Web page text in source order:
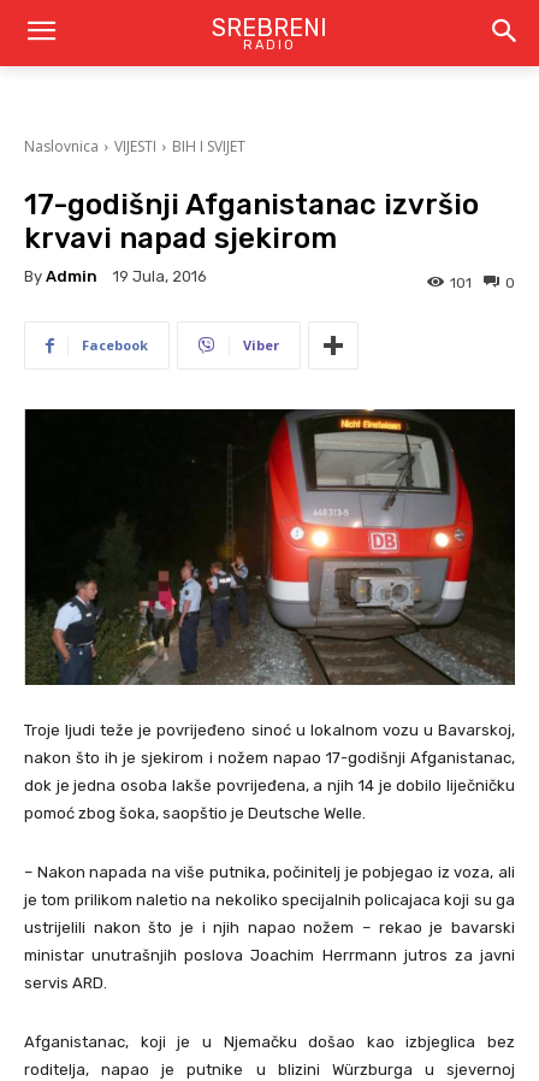
SREBRENI
RADIO
Naslovnica VIJESTI BIH I SVIJET
17-godišnji Afganistanac izvršio
krvavi napad sjekirom
By Admin 19 Jula, 2016 0
101
Facebook Viber
Troje ljudi teže je povrijeđeno sinoć u lokalnom vozu u Bavarskoj,
nakon što ih je sjekirom i nožem napao 17-godišnji Afganistanac,
dok je jedna osoba lakše povrijeđena, a njih 14 je dobilo liječničku
pomoć zbog šoka, saopštio je Deutsche Welle.
– Nakon napada na više putnika, počinitelj je pobjegao iz voza, ali
je tom prilikom naletio na nekoliko specijalnih policajaca koji su ga
ustrijelili nakon što je i njih napao nožem – rekao je bavarski
ministar unutrašnjih poslova Joachim Herrmann jutros za javni
servis ARD.
Afganistanac, koji je u Njemačku došao kao izbjeglica bez
roditelja, napao je putnike u blizini Würzburga u sjevernoj